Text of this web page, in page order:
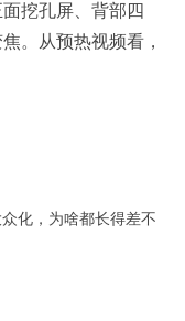
挖孔屏、背部四
。从预热视频看，